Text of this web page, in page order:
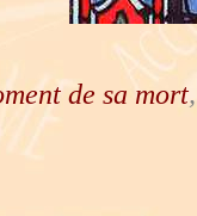
de sa mort